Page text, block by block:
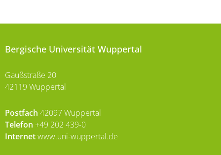
Bergische Universität Wuppertal
Gaußstraße 20
42119 Wuppertal
Postfach 42097 Wuppertal
Telefon +49 202 439-0
Internetwww.uni-wuppertal.de